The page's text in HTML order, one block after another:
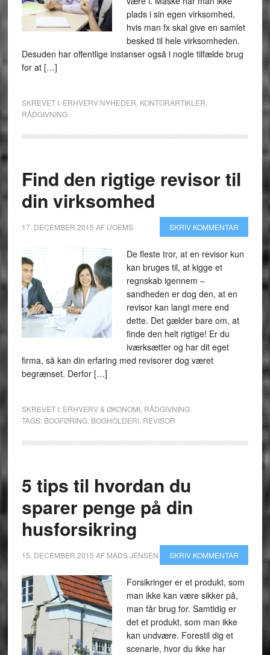
plads i sin egen virksomhed,
hvis man fx skal give en samlet
besked til hele virksomheden.
Desuden har offentlige instanser også i nogle tilfælde brug
for at […]
SKREVET I: ERHVERV NYHEDER KONTORARTIKLER
RÅDGIVNING
Find den rigtige revisor til
din virksomhed
17. DECEMBER 2015 AF UOEMS SKRIV KOMMENTAR
De fleste tror, at en revisor kun
kan bruges til, at kigge et
regnskab igennem –
sandheden er dog den, at en
revisor kan langt mere end
dette. Det gælder bare om, at
finde den helt rigtige! Er du
iværksætter og har dit eget
firma, så kan din erfaring med revisorer dog været
begrænset. Derfor […]
SKREVET I: ERHVERV & ØKONOMI, RÅDGIVNING
TAGS: BOGFØRING, BOGHOLDERI, REVISOR
5 tips til hvordan du
sparer penge på din
husforsikring
15. DECEMBER 2015 AF MADS JENSEN SKRIV KOMMENTAR
Forsikringer er et produkt, som
man ikke kan være sikker på,
man får brug for. Samtidig er
det et produkt, som man ikke
kan undvære. Forestil dig et
scenarie, hvor du ikke har